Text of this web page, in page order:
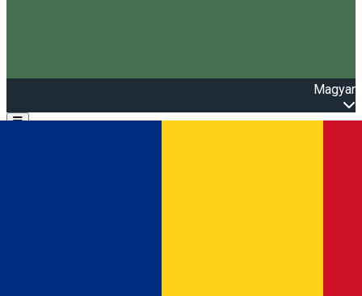
Magyar
Open main menu